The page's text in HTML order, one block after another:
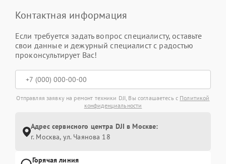
Контактная информация
Если требуется задать вопрос специалисту, оставьте
свои данные и дежурный специалист с радостью
проконсультирует Вас!
Отправляя заявку на ремонт техники DJI, Вы соглашаетесь с Политикой
конфиденциальности
Адрес сервисного центра DJI в Москве:
г. Москва, ул. Чаянова 18
Горячая линия